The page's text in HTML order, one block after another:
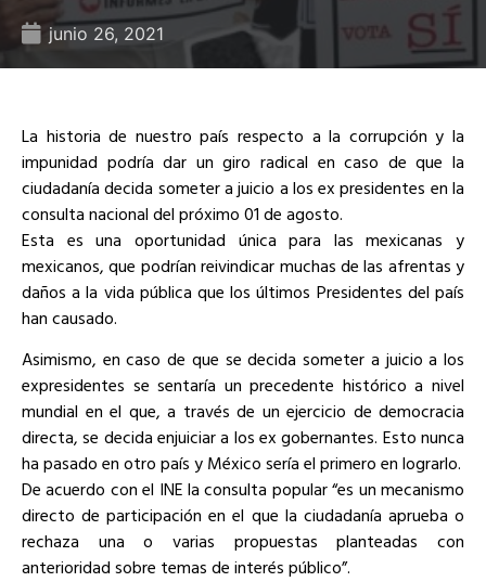
junio 26, 2021
La historia de nuestro país respecto a la corrupción y la
impunidad podría dar un giro radical en caso de que la
ciudadanía decida someter a juicio a los ex presidentes en la
consulta nacional del próximo 01 de agosto.
Esta es una oportunidad única para las mexicanas y
mexicanos, que podrían reivindicar muchas de las afrentas y
daños a la vida pública que los últimos Presidentes del país
han causado.
Asimismo, en caso de que se decida someter a juicio a los
expresidentes se sentaría un precedente histórico a nivel
mundial en el que, a través de un ejercicio de democracia
directa, se decida enjuiciar a los ex gobernantes. Esto nunca
ha pasado en otro país y México sería el primero en lograrlo.
De acuerdo con el INE la consulta popular “es un mecanismo
directo de participación en el que la ciudadanía aprueba o
rechaza una o varias propuestas planteadas con
anterioridad sobre temas de interés público”.